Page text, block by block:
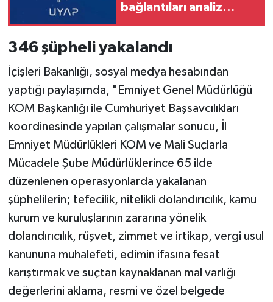
bağlantıları analiz
346 şüpheli yakalandı
İçişleri Bakanlığı, sosyal medya hesabından
yaptığı paylaşımda, "Emniyet Genel Müdürlüğü
KOM Başkanlığı ile Cumhuriyet Başsavcılıkları
koordinesinde yapılan çalışmalar sonucu, İl
Emniyet Müdürlükleri KOM ve Mali Suçlarla
Mücadele Şube Müdürlüklerince 65 ilde
düzenlenen operasyonlarda yakalanan
şüphelilerin; tefecilik, nitelikli dolandırıcılık, kamu
kurum ve kuruluşlarının zararına yönelik
dolandırıcılık, rüşvet, zimmet ve irtikap, vergi usul
kanununa muhalefeti, edimin ifasına fesat
karıştırmak ve suçtan kaynaklanan mal varlığı
değerlerini aklama, resmi ve özel belgede